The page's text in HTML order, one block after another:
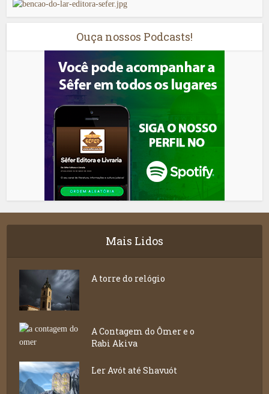
Ouça nossos Podcasts!
Mais Lidos
A torre do relógio
A Contagem do Ômer e o
Rabi Akiva
Ler Avót até Shavuót